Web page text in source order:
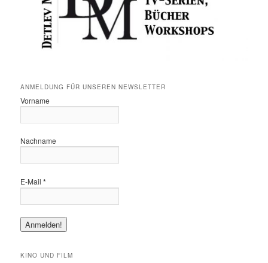
ANMELDUNG FÜR UNSEREN NEWSLETTER
Vorname
Nachname
E-Mail*
KINO UND FILM